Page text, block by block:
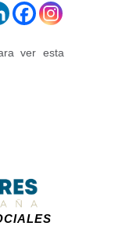
ver esta